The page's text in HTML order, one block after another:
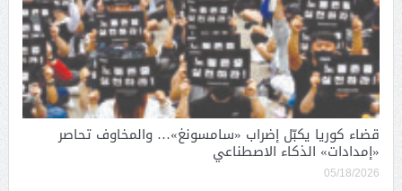
قضاء كوريا يكبّل إضراب «سامسونغ»… والمخاوف تحاصر
«إمدادات» الذكاء الاصطناعي
05/18/2026